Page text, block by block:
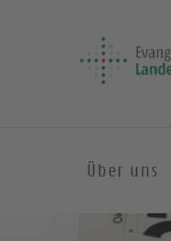
Über uns